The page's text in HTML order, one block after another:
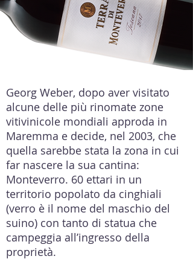
Georg Weber, dopo aver visitato
alcune delle più rinomate zone
vitivinicole mondiali approda in
Maremma e decide, nel 2003, che
quella sarebbe stata la zona in cui
far nascere la sua cantina:
Monteverro. 60 ettari in un
territorio popolato da cinghiali
(verro è il nome del maschio del
suino) con tanto di statua che
campeggia all’ingresso della
proprietà.